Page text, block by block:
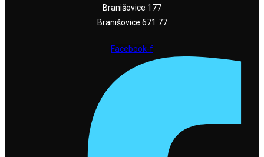
Branišovice 177
Branišovice 671 77
Facebook-f